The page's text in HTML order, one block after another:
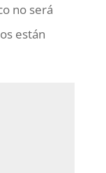
no será
están